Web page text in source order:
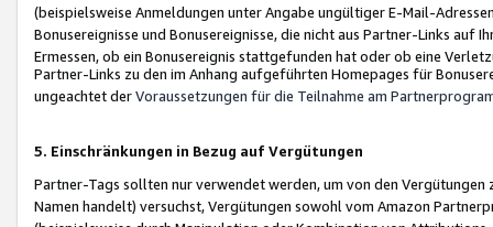
(beispielsweise Anmeldungen unter Angabe ungültiger E-Mail-
Bonusereignisse und Bonusereignisse, die nicht aus Partner-Links auf
Ermessen, ob ein Bonusereignis stattgefunden hat oder ob eine
Partner-Links zu den im Anhang aufgeführten Homepages für
ungeachtet derVoraussetzungen für die Teilnahme am
5. Einschränkungen in Bezug auf Vergütungen
Partner-Tags sollten nur verwendet werden, um von den
Namen handelt) versuchst, Vergütungen sowohl vom Amazon